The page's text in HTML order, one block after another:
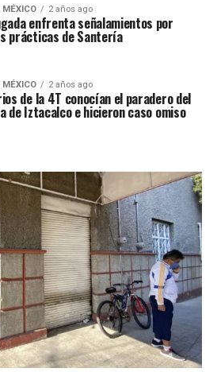
MÉXICO 2 años ago
enfrenta señalamientos por
prácticas de Santería
MÉXICO 2 años ago
de la 4T conocían el paradero del
de Iztacalco e hicieron caso omiso